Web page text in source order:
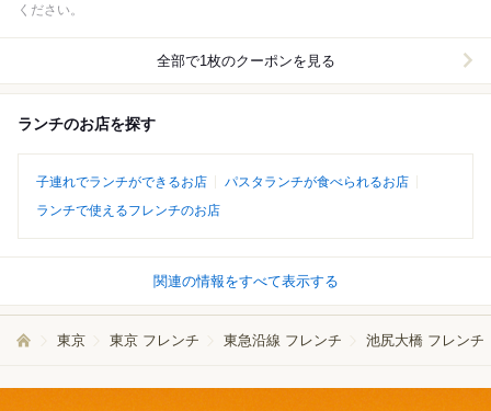
ください。
全部で1枚のクーポンを見る
ランチのお店を探す
子連れでランチができるお店
パスタランチが食べられるお店
ランチで使えるフレンチのお店
関連の情報をすべて表示する
東京 東京 フレンチ 東急沿線 フレンチ 池尻大橋 フレンチ